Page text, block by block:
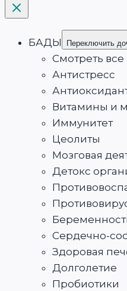
БАДЫ Переключить
Смотреть
Антистресс
Витамины и
Иммунитет
Цеолиты
Мозговая
Детокс
Сердечно-
Здоровая
Долголетие
Пробиотики